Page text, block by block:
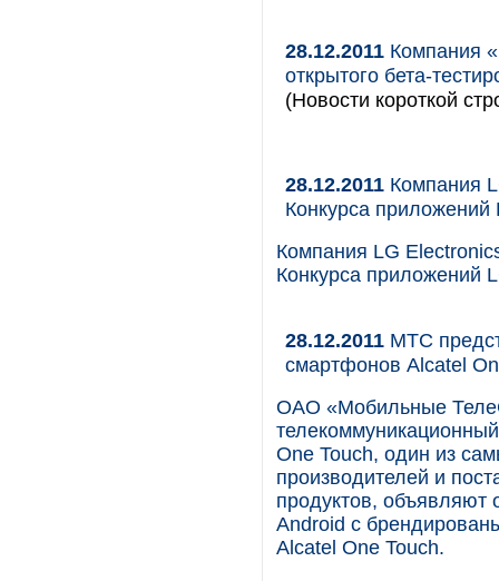
28.12.2011 Компания
открытого бета-
(Новости короткой
28.12.2011 Компания
Конкурса
Компания LG
Конкурса приложений
28.12.2011 МТС
смартфонов Alcatel
ОАО «Мобильные
One Touch, один из
производителей и
продуктов, объявляют
Android c
Alcatel One Touch.